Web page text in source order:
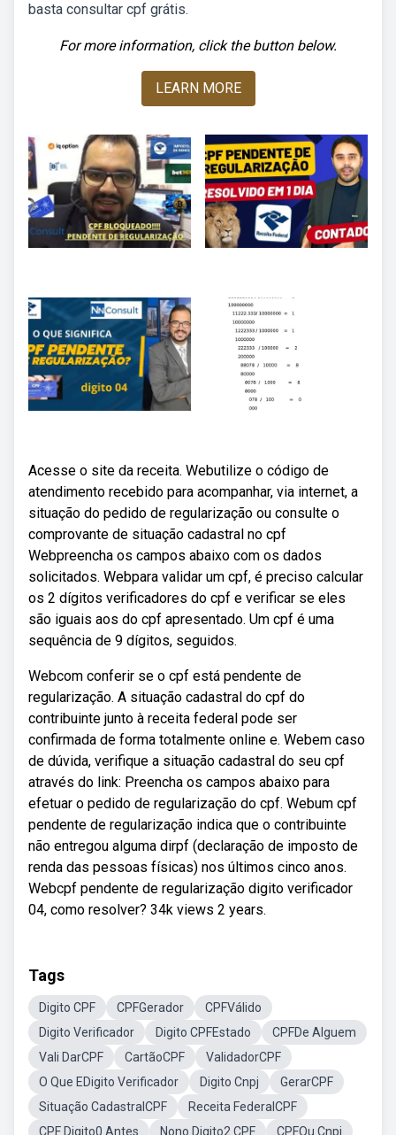
basta consultar cpf grátis.
For more information, click the button below.
LEARN MORE
Acesse o site da receita. Webutilize o código de
atendimento recebido para acompanhar, via internet, a
situação do pedido de regularização ou consulte o
comprovante de situação cadastral no cpf
Webpreencha os campos abaixo com os dados
solicitados. Webpara validar um cpf, é preciso calcular
os 2 dígitos verificadores do cpf e verificar se eles
são iguais aos do cpf apresentado. Um cpf é uma
sequência de 9 dígitos, seguidos.
Webcom conferir se o cpf está pendente de
regularização. A situação cadastral do cpf do
contribuinte junto à receita federal pode ser
confirmada de forma totalmente online e. Webem caso
de dúvida, verifique a situação cadastral do seu cpf
através do link: Preencha os campos abaixo para
efetuar o pedido de regularização do cpf. Webum cpf
pendente de regularização indica que o contribuinte
não entregou alguma dirpf (declaração de imposto de
renda das pessoas físicas) nos últimos cinco anos.
Webcpf pendente de regularização digito verificador
04, como resolver? 34k views 2 years.
Tags
Digito CPF CPFGerador
CPFVálido
Digito Verificador
Digito CPFEstado
CPFDe Alguem
Vali DarCPF
CartãoCPF
ValidadorCPF
O Que EDigito Verificador
Digito Cnpj
GerarCPF
Situação CadastralCPF
Receita FederalCPF
CPF Digito0 Antes
Nono Digito2 CPF CPFOu Cnpj